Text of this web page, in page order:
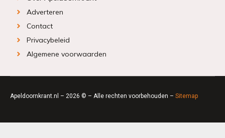
Adverteren
Contact
Privacybeleid
Algemene voorwaarden
Apeldoornkrant.nl – 2026 © – Alle rechten voorbehouden – Sitemap